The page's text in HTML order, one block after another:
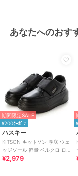
あなたへのおす
期間限定SALE
¥200ｸｰﾎﾟﾝ
ハスキー
KITSON キットソン 厚底 ウェ
ッジソール 軽量 ベルクロ ロー
カットスリッポン スニーカー
¥2,979